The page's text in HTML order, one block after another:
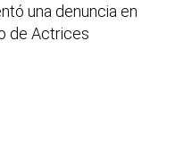
una denuncia en
de Actrices